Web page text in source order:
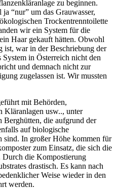
zu beginnen.
“nur” um das Grauwasser,
Trockentrenntoilette
wir ein System für die
Haar gekauft hätten. Obwohl
ist, war in der Beschriebung der
System in Österreich nicht den
und demnach nicht zur
zugelassen ist. Wir mussten
mit Behörden,
Kläranlagen usw.., unter
Berghütten, die aufgrund der
auf biologische
sind. In großer Höhe kommen für
zum Einsatz, die sich die
Durch die Kompostierung
drastisch. Es kann nach
Weise wieder in den
werden.